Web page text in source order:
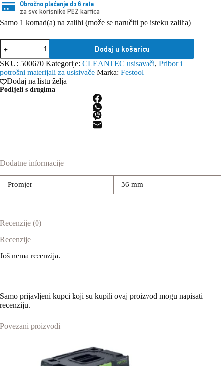
Obročno plaćanje do 6 rata
za sve korisnike PBZ kartica
Samo 1 komad(a) na zalihi (može se naručiti po isteku zaliha)
Festool
Adapter
D
36
DM-
AS/CT
količina
Dodaj u košaricu
SKU: 500670 Kategorije: CLEANTEC usisavači, Pribor i
potrošni materijali za usisivače Marka: Festool
Dodaj na listu želja
Podijeli s drugima
Dodatne informacije
Promjer 36 mm
Recenzije (0)
Recenzije
Još nema recenzija.
Samo prijavljeni kupci koji su kupili ovaj proizvod mogu napisati
recenziju.
Povezani proizvodi